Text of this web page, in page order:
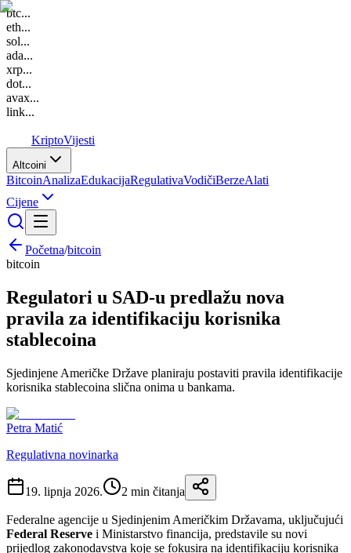
btc...
eth...
sol...
ada...
xrp...
dot...
avax...
link...
KriptoVijesti
Altcoini
BitcoinAnalizaEdukacijaRegulativaVodičiBerzeAlati
Cijene
Početna/bitcoin
bitcoin
Regulatori u SAD-u predlažu nova
pravila za identifikaciju korisnika
stablecoina
Sjedinjene Američke Države planiraju postaviti pravila identifikacije
korisnika stablecoina slična onima u bankama.
Petra Matić
Regulativna novinarka
19. lipnja 2026. 2 min čitanja
Federalne agencije u Sjedinjenim Američkim Državama, uključujući
Federal Reserve i Ministarstvo financija, predstavile su novi
prijedlog zakonodavstva koje se fokusira na identifikaciju korisnika